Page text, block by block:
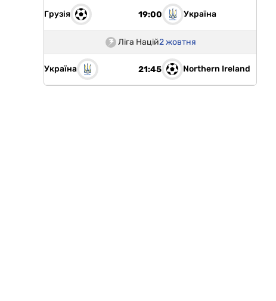
Грузія 19:00 Україна
Ліга Націй2 жовтня
Україна 21:45 Northern Ireland